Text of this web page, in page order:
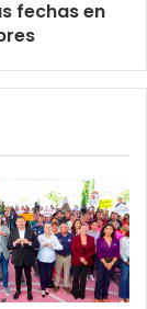
fechas en